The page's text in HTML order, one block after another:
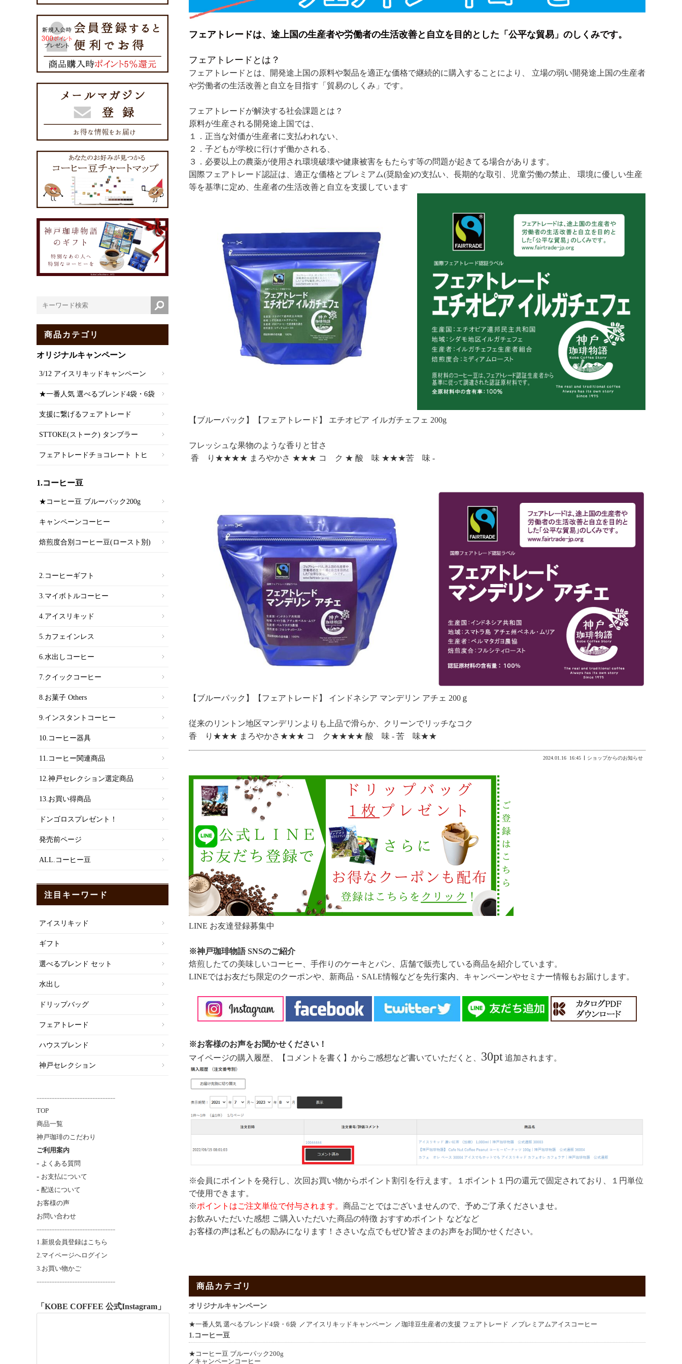
フェアトレードは、途上国の生産者や労働者の生活改善と自立を目的とした「公平な貿易」のしくみです。
フェアトレードとは？
フェアトレードとは、開発途上国の原料や製品を適正な価格で継続的に購入することにより、 立場の弱い開発途上国の生産者
や労働者の生活改善と自立を目指す「貿易のしくみ」です。
フェアトレードが解決する社会課題とは？
原料が生産される開発途上国では、
１．正当な対価が生産者に支払われない、
２．子どもが学校に行けず働かされる、
３．必要以上の農薬が使用され環境破壊や健康被害をもたらす等の問題が起きてる場合があります。
国際フェアトレード認証は、適正な価格とプレミアム(奨励金)の支払い、長期的な取引、児童労働の禁止、 環境に優しい生産
等を基準に定め、生産者の生活改善と自立を支援しています
【ブルーパック】【フェアトレード】 エチオピア イルガチェフェ 200g
フレッシュな果物のような香りと甘さ
香 り★★★★ まろやかさ ★★★ コ ク ★ 酸 味 ★★★苦 味 -
【ブルーパック】【フェアトレード】 インドネシア マンデリン アチェ 200ｇ
従来のリントン地区マンデリンよりも上品で滑らか、クリーンでリッチなコク
香 り★★★ まろやかさ★★★ コ ク★★★★ 酸 味 - 苦 味★★
2024.01.16 16:45 ショップからのお知らせ
LINE お友達登録募集中
※神戸珈琲物語 SNSのご紹介
焙煎したての美味しいコーヒー、手作りのケーキとパン、店舗で販売している商品を紹介しています。
LINEではお友だち限定のクーポンや、新商品・SALE情報などを先行案内、キャンペーンやセミナー情報もお届けします。
※お客様のお声をお聞かせください！
マイページの購入履歴、【コメントを書く】からご感想など書いていただくと、 30pt 追加されます。
※会員にポイントを発行し、次回お買い物からポイント割引を行えます。１ポイント１円の還元で固定されており、１円単位
で使用できます。
※ポイントはご注文単位で付与されます。 商品ごとではございませんので、予めご了承くださいませ。
お飲みいただいた感想 ご購入いただいた商品の特徴 おすすめポイント などなど
お客様の声は私どもの励みになります！ささいな点でもぜひ皆さまのお声をお聞かせください。
商品カテゴリ
オリジナルキャンペーン
★一番人気 選べるブレンド4袋・6袋 アイスリキッドキャンペーン 珈琲豆生産者の支援 フェアトレード プレミアムアイスコーヒー
1.コーヒー豆
★コーヒー豆 ブルーパック200g
キャンペーンコーヒー
商品カテゴリ
オリジナルキャンペーン
3/12 アイスリキッドキャンペーン
★一番人気 選べるブレンド4袋・6袋
支援に繋げるフェアトレード
STTOKE(ストーク) タンブラー
フェアトレードチョコレート トヒ
1.コーヒー豆
★コーヒー豆 ブルーパック200g
キャンペーンコーヒー
焙煎度合別コーヒー豆(ロースト別)
2.コーヒーギフト
3.マイボトルコーヒー
4.アイスリキッド
5.カフェインレス
6.水出しコーヒー
7.クイックコーヒー
8.お菓子 Others
9.インスタントコーヒー
10.コーヒー器具
11.コーヒー関連商品
12.神戸セレクション選定商品
13.お買い得商品
ドンゴロスプレゼント！
発売前ページ
ALL.コーヒー豆
注目キーワード
アイスリキッド
ギフト
選べるブレンド セット
水出し
ドリップバッグ
フェアトレード
ハウスブレンド
神戸セレクション
-------------------------------
TOP
商品一覧
神戸珈琲のこだわり
ご利用案内
- よくある質問
- お支払について
- 配送について
お客様の声
お問い合わせ
-------------------------------
1.新規会員登録はこちら
2.マイページへログイン
3.お買い物かご
-------------------------------
「KOBE COFFEE 公式Instagram」